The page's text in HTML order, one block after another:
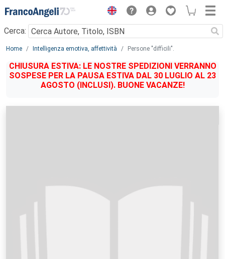
Menu
Cerca:
Main content
Home Intelligenza emotiva, affettività Persone "difficili".
CHIUSURA ESTIVA: LE NOSTRE SPEDIZIONI VERRANNO
SOSPESE PER LA PAUSA ESTIVA DAL 30 LUGLIO AL 23
AGOSTO (INCLUSI). BUONE VACANZE!